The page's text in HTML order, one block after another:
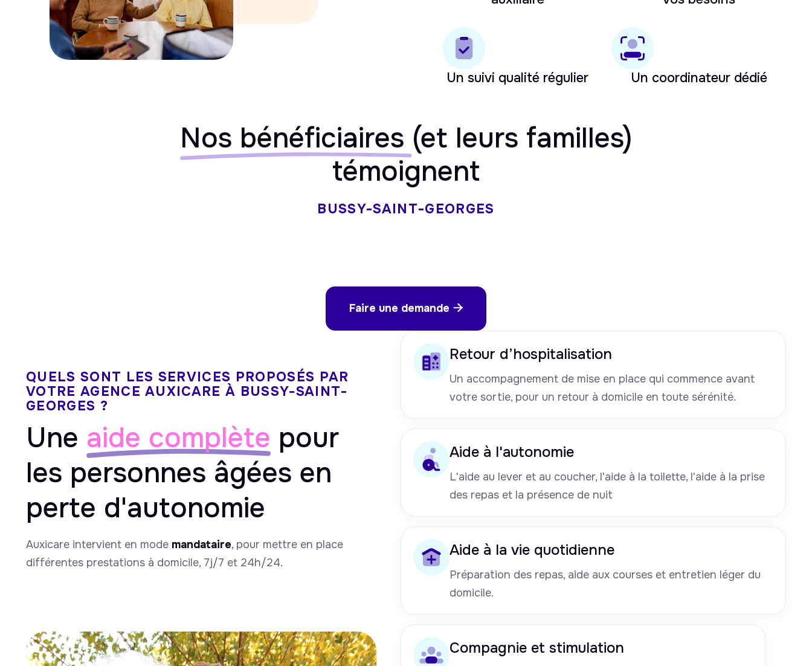
Un suivi qualité régulier Un coordinateur dédié
Nos bénéficiaires (et leurs familles)
témoignent
BUSSY-SAINT-GEORGES
Faire une demande 
QUELS SONT LES SERVICES PROPOSÉS PAR
VOTRE AGENCE AUXICARE À BUSSY-SAINT-
GEORGES ?
Une aide complète pour
les personnes âgées en
perte d'autonomie
Auxicare intervient en mode mandataire, pour mettre en place
différentes prestations à domicile, 7j/7 et 24h/24.
Retour d’hospitalisation
Un accompagnement de mise en place qui commence avant
votre sortie, pour un retour à domicile en toute sérénité.
Aide à l'autonomie
L'aide au lever et au coucher, l'aide à la toilette, l'aide à la prise
des repas et la présence de nuit
Aide à la vie quotidienne
Préparation des repas, aide aux courses et entretien léger du
domicile.
Compagnie et stimulation